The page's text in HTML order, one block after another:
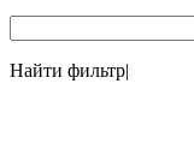
Найти фильтр|